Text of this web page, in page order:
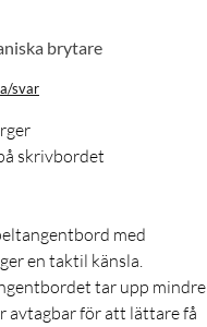
brytare
svar
skrivbordet
med
en taktil känsla.
tar upp mindre
avtagbar för att lättare få